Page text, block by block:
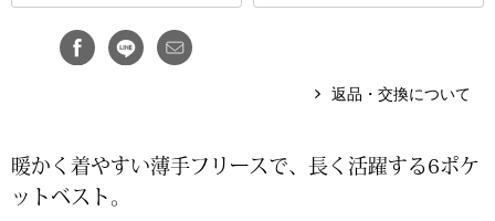
／チュニック
ボディバッグ
リュック･バッ
返品・交換について
暖かく着やすい薄手フリースで、長く活躍する6ポケ
ットベスト。